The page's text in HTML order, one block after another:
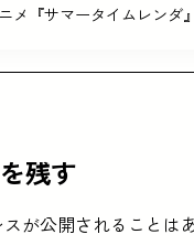
メ『サマータイムレンダ』
残す
が公開されることは